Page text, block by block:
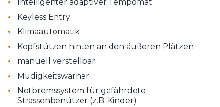
Intelligenter adaptiver Tempomat
• Keyless Entry
• Klimaautomatik
• Kopfstützen hinten an den äußeren Plätzen
• manuell verstellbar
• Müdigkeitswarner
•
Notbremssystem für gefährdete
Strassenbenützer (z.B. Kinder)